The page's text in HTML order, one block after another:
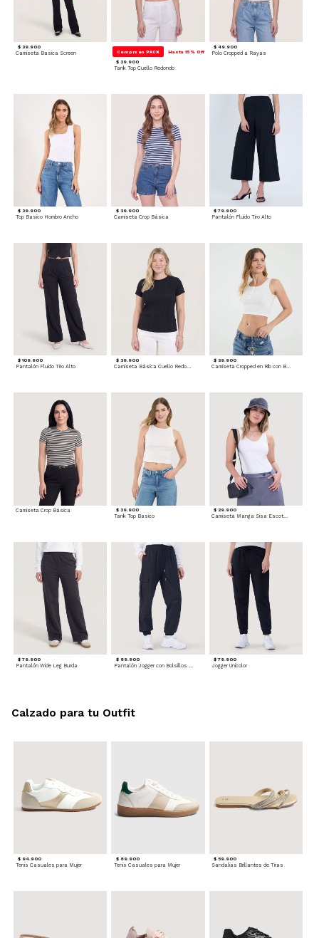
$ 39.900
Camiseta Basica Screen Compra en PACK Hasta 15% Off
$ 29.900
Tank Top Cuello Redondo
$ 49.900
Polo Cropped a Rayas
$ 39.900
Top Basico Hombro Ancho
$ 39.900
Camiseta Crop Básica
$ 79.900
Pantalón Fluido Tiro Alto
$ 109.900
Pantalón Fluido Tiro Alto
$ 39.900
Camiseta Básica Cuello Redondo
$ 39.900
Camiseta Cropped en Rib con Botones
Camiseta Crop Básica $ 29.900
Tank Top Basico
$ 29.900
Camiseta Manga Sisa Escotada
$ 79.900
Pantalón Wide Leg Burda
$ 89.900
Pantalón Jogger con Bolsillos Cargo
$ 79.900
Jogger Unicolor
$ 94.900
Tenis Casuales para Mujer
$ 89.900
Tenis Casuales para Mujer
$ 59.900
Sandalias Brillantes de Tiras
Calzado para tu Outfit